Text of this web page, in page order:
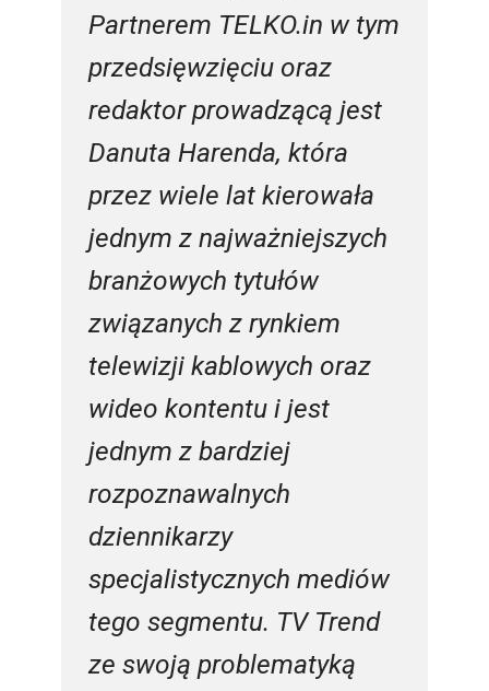
Partnerem TELKO.in w tym
przedsięwzięciu oraz
redaktor prowadzącą jest
Danuta Harenda, która
przez wiele lat kierowała
jednym z najważniejszych
branżowych tytułów
związanych z rynkiem
telewizji kablowych oraz
wideo kontentu i jest
jednym z bardziej
rozpoznawalnych
dziennikarzy
specjalistycznych mediów
tego segmentu. TV Trend
ze swoją problematyką